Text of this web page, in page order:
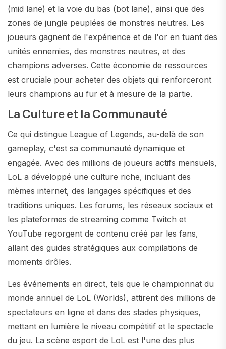
(mid lane) et la voie du bas (bot lane), ainsi que des
zones de jungle peuplées de monstres neutres. Les
joueurs gagnent de l'expérience et de l'or en tuant des
unités ennemies, des monstres neutres, et des
champions adverses. Cette économie de ressources
est cruciale pour acheter des objets qui renforceront
leurs champions au fur et à mesure de la partie.
La Culture et la Communauté
Ce qui distingue League of Legends, au-delà de son
gameplay, c'est sa communauté dynamique et
engagée. Avec des millions de joueurs actifs mensuels,
LoL a développé une culture riche, incluant des
mèmes internet, des langages spécifiques et des
traditions uniques. Les forums, les réseaux sociaux et
les plateformes de streaming comme Twitch et
YouTube regorgent de contenu créé par les fans,
allant des guides stratégiques aux compilations de
moments drôles.
Les événements en direct, tels que le championnat du
monde annuel de LoL (Worlds), attirent des millions de
spectateurs en ligne et dans des stades physiques,
mettant en lumière le niveau compétitif et le spectacle
du jeu. La scène esport de LoL est l'une des plus